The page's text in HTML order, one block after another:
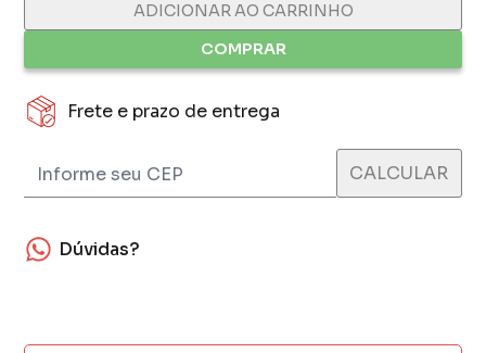
ADICIONAR AO CARRINHO
COMPRAR
Frete e prazo de entrega
Dúvidas?